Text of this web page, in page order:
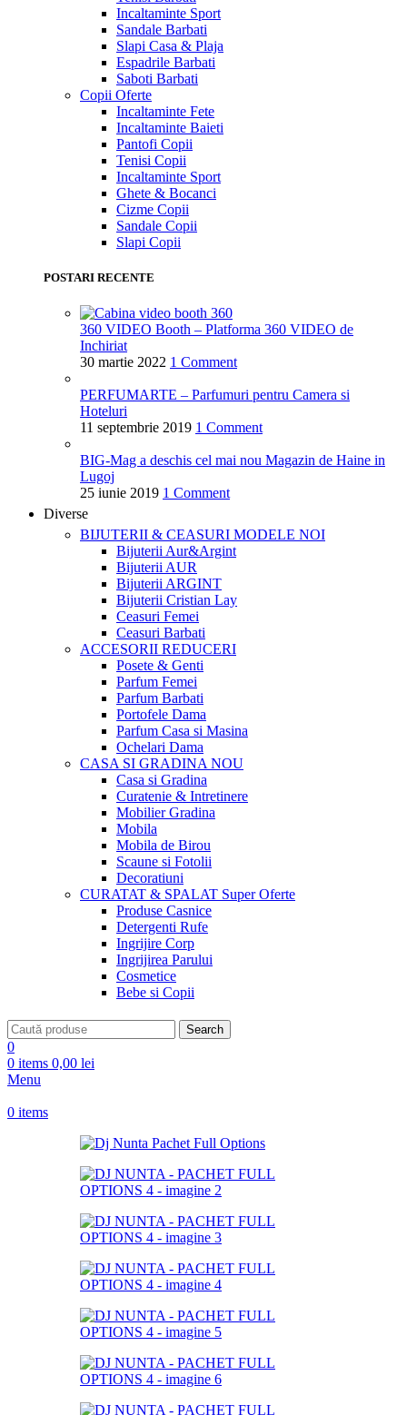
Incaltaminte Sport
Sandale Barbati
Slapi Casa & Plaja
Espadrile Barbati
Saboti Barbati
Copii Oferte
Incaltaminte Fete
Incaltaminte Baieti
Pantofi Copii
Tenisi Copii
Incaltaminte Sport
Ghete & Bocanci
Cizme Copii
Sandale Copii
Slapi Copii
POSTARI RECENTE
360 VIDEO Booth – Platforma 360 VIDEO de
Inchiriat
30 martie 2022 1 Comment
PERFUMARTE – Parfumuri pentru Camera si
Hoteluri
11 septembrie 2019 1 Comment
BIG-Mag a deschis cel mai nou Magazin de Haine in
Lugoj
25 iunie 2019 1 Comment
Diverse
BIJUTERII & CEASURI MODELE NOI
Bijuterii Aur&Argint
Bijuterii AUR
Bijuterii ARGINT
Bijuterii Cristian Lay
Ceasuri Femei
Ceasuri Barbati
ACCESORII REDUCERI
Posete & Genti
Parfum Femei
Parfum Barbati
Portofele Dama
Parfum Casa si Masina
Ochelari Dama
CASA SI GRADINANOU
Casa si Gradina
Curatenie & Intretinere
Mobilier Gradina
Mobila
Mobila de Birou
Scaune si Fotolii
Decoratiuni
CURATAT & SPALAT Super Oferte
Produse Casnice
Detergenti Rufe
Ingrijire Corp
Ingrijirea Parului
Cosmetice
Bebe si Copii
Search
0
0 items 0,00 lei
Menu
0 items